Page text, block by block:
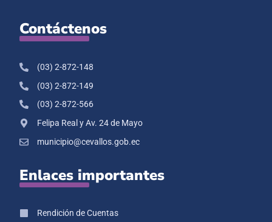
Contáctenos
(03) 2-872-148
(03) 2-872-149
(03) 2-872-566
Felipa Real y Av. 24 de Mayo
municipio@cevallos.gob.ec
Enlaces importantes
Rendición de Cuentas